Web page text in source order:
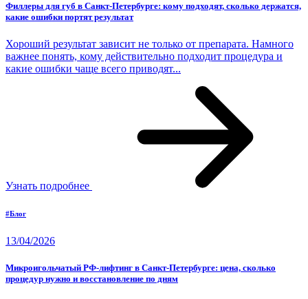
Филлеры для губ в Санкт-Петербурге: кому подходят, сколько держатся,
какие ошибки портят результат
Хороший результат зависит не только от препарата. Намного
важнее понять, кому действительно подходит процедура и
какие ошибки чаще всего приводят...
Узнать подробнее
#Блог
13/04/2026
Микроигольчатый РФ-лифтинг в Санкт-Петербурге: цена, сколько
процедур нужно и восстановление по дням